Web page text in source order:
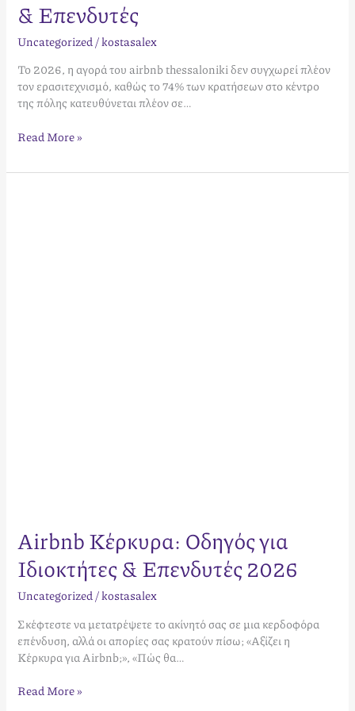
& Επενδυτές
Uncategorized/kostasalex
Το 2026, η αγορά του airbnb thessaloniki δεν συγχωρεί πλέον
τον ερασιτεχνισμό, καθώς το 74% των κρατήσεων στο κέντρο
της πόλης κατευθύνεται πλέον σε…
Read More »
Airbnb Κέρκυρα: Οδηγός για
Ιδιοκτήτες & Επενδυτές 2026
Uncategorized/kostasalex
Σκέφτεστε να μετατρέψετε το ακίνητό σας σε μια κερδοφόρα
επένδυση, αλλά οι απορίες σας κρατούν πίσω; «Αξίζει η
Κέρκυρα για Airbnb;», «Πώς θα…
Read More »